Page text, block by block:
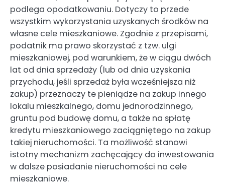
podlega opodatkowaniu. Dotyczy to przede
wszystkim wykorzystania uzyskanych środków na
własne cele mieszkaniowe. Zgodnie z przepisami,
podatnik ma prawo skorzystać z tzw. ulgi
mieszkaniowej, pod warunkiem, że w ciągu dwóch
lat od dnia sprzedaży (lub od dnia uzyskania
przychodu, jeśli sprzedaż była wcześniejsza niż
zakup) przeznaczy te pieniądze na zakup innego
lokalu mieszkalnego, domu jednorodzinnego,
gruntu pod budowę domu, a także na spłatę
kredytu mieszkaniowego zaciągniętego na zakup
takiej nieruchomości. Ta możliwość stanowi
istotny mechanizm zachęcający do inwestowania
w dalsze posiadanie nieruchomości na cele
mieszkaniowe.